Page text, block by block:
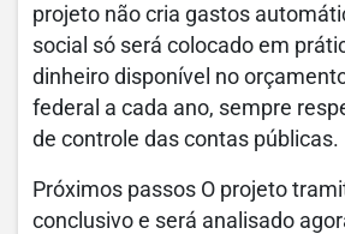
projeto não cria gastos
social só será colocado em
dinheiro disponível no
federal a cada ano, sempre
de controle das contas públicas.
Próximos passos O projeto
conclusivo e será analisado